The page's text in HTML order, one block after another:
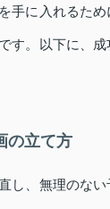
手に入れるた
す。以下に、
の立て方
し、無理のな